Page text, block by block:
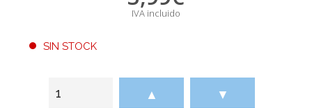
IVA incluido
SIN STOCK
▲ ▼